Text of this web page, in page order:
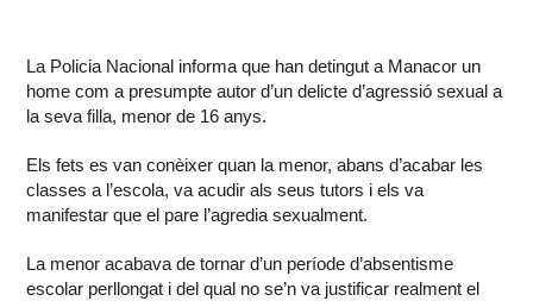
La Policia Nacional informa que han detingut a Manacor un
home com a presumpte autor d’un delicte d’agressió sexual a
la seva filla, menor de 16 anys.
Els fets es van conèixer quan la menor, abans d’acabar les
classes a l’escola, va acudir als seus tutors i els va
manifestar que el pare l’agredia sexualment.
La menor acabava de tornar d’un període d’absentisme
escolar perllongat i del qual no se’n va justificar realment el